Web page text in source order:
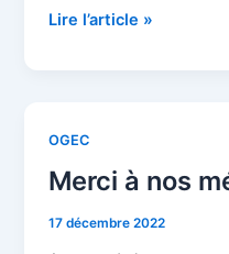
Lire l’article »
OGEC
Merci à nos
17 décembre 2022
Merci
nos
mécènes